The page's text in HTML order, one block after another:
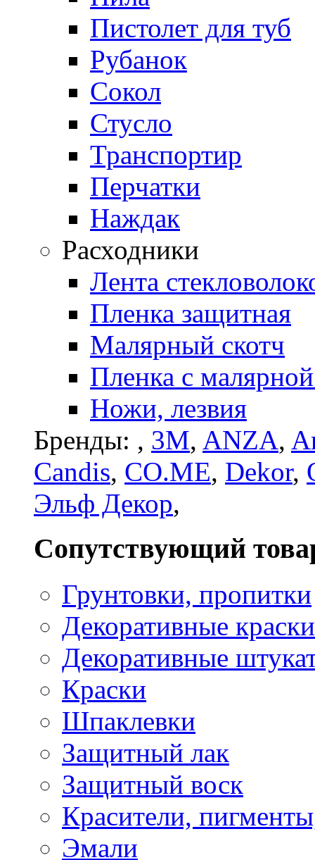
Пистолет для туб
Рубанок
Сокол
Стусло
Транспортир
Перчатки
Наждак
Расходники
Лента
Пленка защитная
Малярный скотч
Пленка с
Ножи, лезвия
Бренды: , 3M, ANZA,
Candis, CO.ME, Dekor,
Эльф Декор,
Сопутствующий
Грунтовки, пропитки
Декоративные краски
Декоративные
Краски
Шпаклевки
Защитный лак
Защитный воск
Красители,
Эмали